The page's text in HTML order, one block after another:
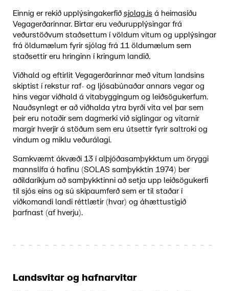
Einnig er rekið upplýsingakerfið sjolag.is á heimasíðu
Vegagerðarinnar. Birtar eru veðurupplýsingar frá
veðurstöðvum staðsettum í völdum vitum og upplýsingar
frá öldumælum fyrir sjólag frá 11 öldumælum sem
staðsettir eru hringinn í kringum landið.
Viðhald og eftirlit Vegagerðarinnar með vitum landsins
skiptist í rekstur raf- og ljósabúnaðar annars vegar og
hins vegar viðhald á vitabyggingum og leiðsögukerfum.
Nauðsynlegt er að viðhalda ytra byrði vita vel þar sem
þeir eru notaðir sem dagmerki við siglingar og vitarnir
margir hverjir á stöðum sem eru útsettir fyrir saltroki og
vindum og miklu veðurálagi.
Samkvæmt ákvæði 13 í alþjóðasamþykktum um öryggi
mannslífa á hafinu (SOLAS samþykktin 1974) ber
aðildaríkjum að samþykktinni að setja upp leiðsögukerfi
til sjós eins og sú skipaumferð sem er til staðar í
viðkomandi landi réttlætir (hvar) og áhættustigið
þarfnast (af hverju).
Landsvitar og hafnarvitar